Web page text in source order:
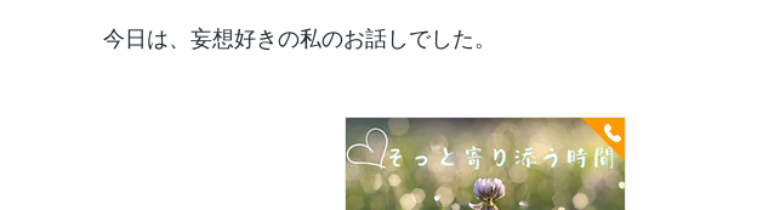
今日は、妄想好きの私のお話しでした。